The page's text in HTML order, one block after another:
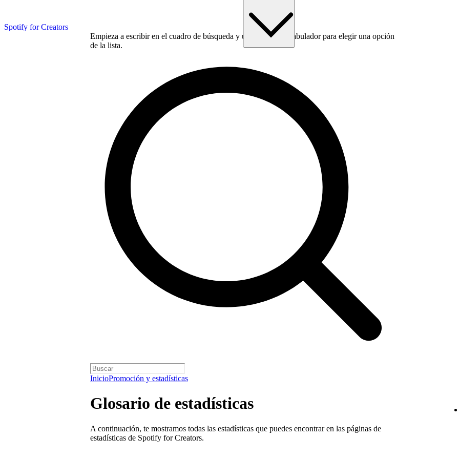
Spotify for Creators
Empieza a escribir en el cuadro de búsqueda y utiliza la tecla Tabulador para elegir una opción
de la lista.
InicioPromoción y estadísticas
Glosario de estadísticas
A continuación, te mostramos todas las estadísticas que puedes encontrar en las páginas de
estadísticas de Spotify for Creators.